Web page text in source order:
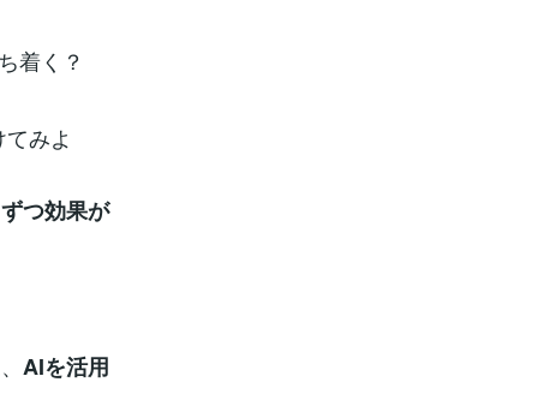
着く？
みよ
つ効果が
AIを活用